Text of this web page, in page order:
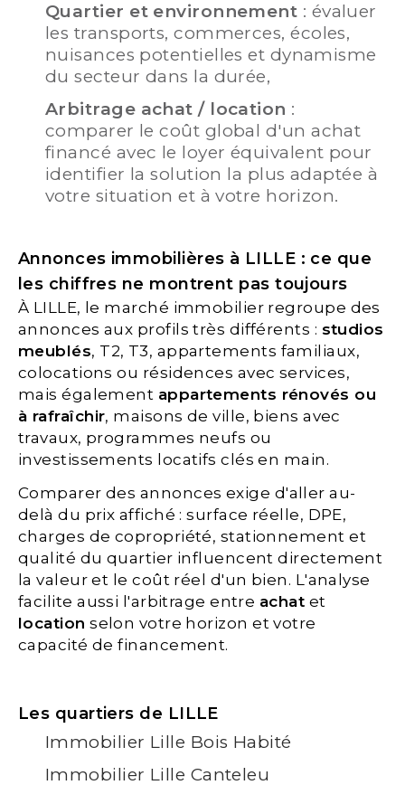
Quartier et environnement : évaluer
les transports, commerces, écoles,
nuisances potentielles et dynamisme
du secteur dans la durée,
Arbitrage achat / location :
comparer le coût global d'un achat
financé avec le loyer équivalent pour
identifier la solution la plus adaptée à
votre situation et à votre horizon.
Annonces immobilières à LILLE : ce que
les chiffres ne montrent pas toujours
À LILLE, le marché immobilier regroupe des
annonces aux profils très différents : studios
meublés, T2, T3, appartements familiaux,
colocations ou résidences avec services,
mais également appartements rénovés ou
à rafraîchir, maisons de ville, biens avec
travaux, programmes neufs ou
investissements locatifs clés en main.
Comparer des annonces exige d'aller au-
delà du prix affiché : surface réelle, DPE,
charges de copropriété, stationnement et
qualité du quartier influencent directement
la valeur et le coût réel d'un bien. L'analyse
facilite aussi l'arbitrage entre achat et
location selon votre horizon et votre
capacité de financement.
Les quartiers de LILLE
Immobilier Lille Bois Habité
Immobilier Lille Canteleu